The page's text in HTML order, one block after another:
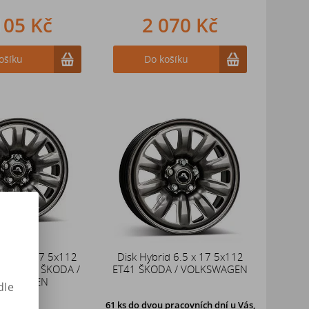
Kč 2 070 Kč
Do košíku
6½ x 17 5x112
SEAT / ŠKODA /
Disk Hybrid 6.5 x 17 5x112
ET41 ŠKODA / VOLKSWAGEN
61 ks do dvou pracovních dní u Vás,